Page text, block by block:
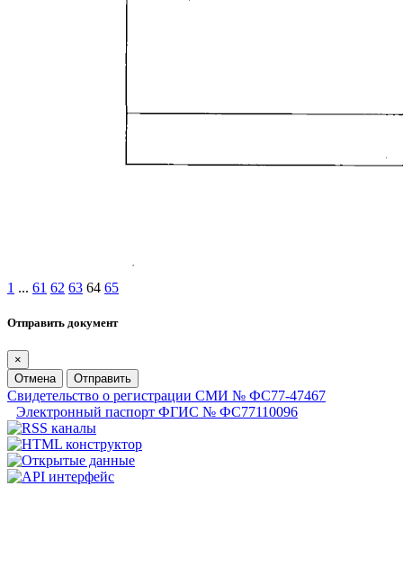
1 ... 61 62 63 64 65
Отправить документ
×
Отмена
Отправить
Свидетельство о регистрации СМИ № ФС77-47467
Электронный паспорт ФГИС № ФС77110096